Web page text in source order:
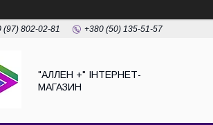
(97) 802-02-81 +380 (50) 135-51-57
"АЛЛЕН +" ІНТЕРНЕТ-
МАГАЗИН